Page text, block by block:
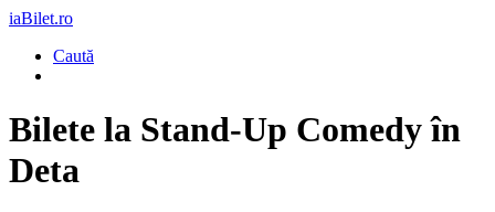
iaBilet.ro
Caută
Bilete la Stand-Up Comedy în
Deta